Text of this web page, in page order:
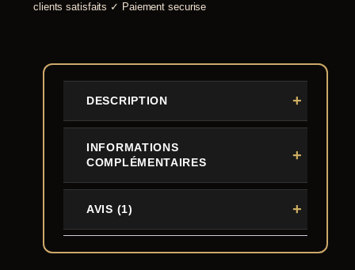
clients satisfaits ✓ Paiement securise
DESCRIPTION
INFORMATIONS
COMPLÉMENTAIRES
AVIS (1)